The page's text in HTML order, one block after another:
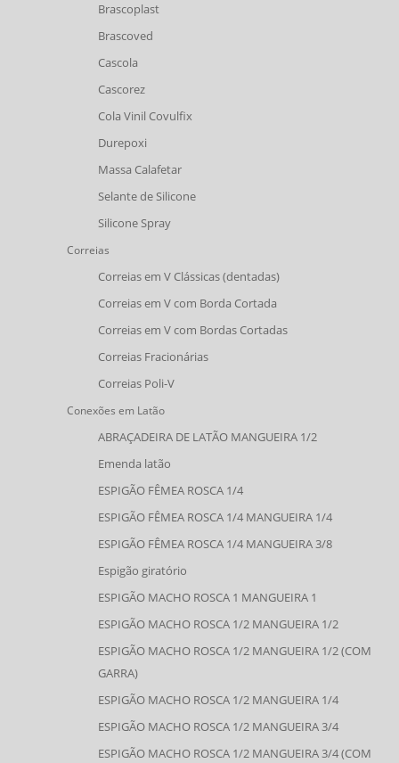
Brascoplast
Brascoved
Cascola
Cascorez
Cola Vinil Covulfix
Durepoxi
Massa Calafetar
Selante de Silicone
Silicone Spray
Correias
Correias em V Clássicas (dentadas)
Correias em V com Borda Cortada
Correias em V com Bordas Cortadas
Correias Fracionárias
Correias Poli-V
Conexões em Latão
ABRAÇADEIRA DE LATÃO MANGUEIRA 1/2
Emenda latão
ESPIGÃO FÊMEA ROSCA 1/4
ESPIGÃO FÊMEA ROSCA 1/4 MANGUEIRA 1/4
ESPIGÃO FÊMEA ROSCA 1/4 MANGUEIRA 3/8
Espigão giratório
ESPIGÃO MACHO ROSCA 1 MANGUEIRA 1
ESPIGÃO MACHO ROSCA 1/2 MANGUEIRA 1/2
ESPIGÃO MACHO ROSCA 1/2 MANGUEIRA 1/2 (COM
GARRA)
ESPIGÃO MACHO ROSCA 1/2 MANGUEIRA 1/4
ESPIGÃO MACHO ROSCA 1/2 MANGUEIRA 3/4
ESPIGÃO MACHO ROSCA 1/2 MANGUEIRA 3/4 (COM